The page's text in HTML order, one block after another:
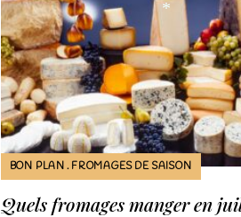
BON PLAN FROMAGES DE SAISON
Quels fromages manger en
*